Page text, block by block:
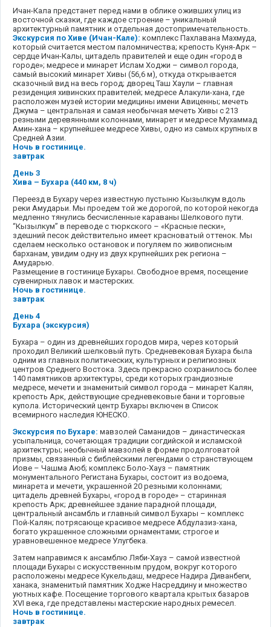
Ичан-Кала предстанет перед нами в облике оживших улиц из
восточной сказки, где каждое строение – уникальный
архитектурный памятник и отдельная достопримечательность.
Экскурсия по Хиве (Ичан-Кале): комплекс Пахлавана Махмуда,
который считается местом паломничества; крепость Куня-Арк –
сердце Ичан-Калы, цитадель правителей и еще один «город в
городе»; медресе и минарет Ислам Ходжи – символ города,
самый высокий минарет Хивы (56,6 м), откуда открывается
сказочный вид на весь город; дворец Таш Хаули – главная
резиденция хивинских правителей; медресе Алакули-хана, где
расположен музей истории медицины имени Авиценны; мечеть
Джума – центральная и самая необычная мечеть Хивы с 213
резными деревянными колоннами, минарет и медресе Мухаммад
Амин-хана – крупнейшее медресе Хивы, одно из самых крупных в
Средней Азии.
Ночь в гостинице.
завтрак
День 3
Хива – Бухара (440 км, 8 ч)
Переезд в Бухару через известную пустыню Кызылкум вдоль
реки Амударьи. Мы проедем той же дорогой, по которой некогда
медленно тянулись бесчисленные караваны Шелкового пути.
“Кызылкум” в переводе с тюркского – «Красные пески»,
здешний песок действительно имеет красноватый оттенок. Мы
сделаем несколько остановок и погуляем по живописным
барханам, увидим одну из двух крупнейших рек региона –
Амударью.
Размещение в гостинице Бухары. Свободное время, посещение
сувенирных лавок и мастерских.
Ночь в гостинице.
завтрак
День 4
Бухара (экскурсия)
Бухара – один из древнейших городов мира, через который
проходил Великий шелковый путь. Средневековая Бухара была
одним из главных политических, культурных и религиозных
центров Среднего Востока. Здесь прекрасно сохранилось более
140 памятников архитектуры, среди которых грандиозные
медресе, мечети и знаменитый символ города – минарет Калян,
крепость Арк, действующие средневековые бани и торговые
купола. Исторический центр Бухары включен в Список
всемирного наследия ЮНЕСКО.
Экскурсия по Бухаре: мавзолей Саманидов – династическая
усыпальница, сочетающая традиции согдийской и исламской
архитектуры; необычный мавзолей в форме продолговатой
призмы, связанный с библейскими легендами о странствующем
Иове – Чашма Аюб; комплекс Боло-Хауз – памятник
монументального Регистана Бухары, состоит из водоема,
минарета и мечети, украшенной 20 резными колоннами;
цитадель древней Бухары, «город в городе» – старинная
крепость Арк; древнейшее здание парадной площади,
центральный ансамбль и главный символ Бухары – комплекс
Пой-Калян; потрясающе красивое медресе Абдулазиз-хана,
богато украшенное сложными орнаментами; строгое и
уравновешенное медресе Улугбека.
Затем направимся к ансамблю Ляби-Хауз – самой известной
площади Бухары с искусственным прудом, вокруг которого
расположены медресе Кукельдаш, медресе Надира Диванбеги,
ханака, знаменитый памятник Ходже Насреддину и множество
уютных кафе. Посещение торгового квартала крытых базаров
XVI века, где представлены мастерские народных ремесел.
Ночь в гостинице.
завтрак